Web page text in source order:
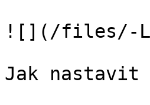
![](/files/-
Jak nastavit